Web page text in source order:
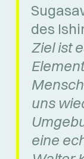
des
Ziel ist
uns
eine